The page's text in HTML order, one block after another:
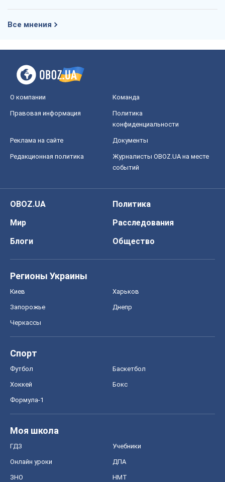
Все мнения
О компании Команда
Правовая информация
Политика
конфиденциальности
Реклама на сайте Документы
Редакционная политика
Журналисты OBOZ.UA на месте
событий
OBOZ.UA
Политика
Мир
Расследования
Блоги
Общество
Регионы Украины
Киев Харьков
Запорожье Днепр
Черкассы
Спорт
Футбол Баскетбол
Хоккей Бокс
Формула-1
Моя школа
ГДЗ Учебники
Онлайн уроки ДПА
ЗНО НМТ